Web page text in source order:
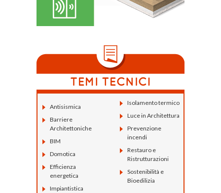
Antisismica
Barriere
Architettoniche
BIM
Domotica
Efficienza
energetica
Impiantistica
Isolamento termico
Luce in Architettura
Prevenzione
incendi
Restauro e
Ristrutturazioni
Sostenibilità e
Bioedilizia